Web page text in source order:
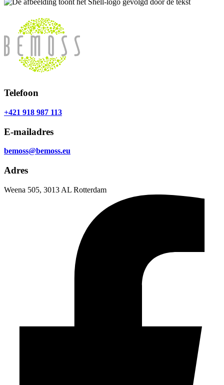
Telefoon
+421 918 987 113
E-mailadres
bemoss@bemoss.eu
Adres
Weena 505, 3013 AL Rotterdam